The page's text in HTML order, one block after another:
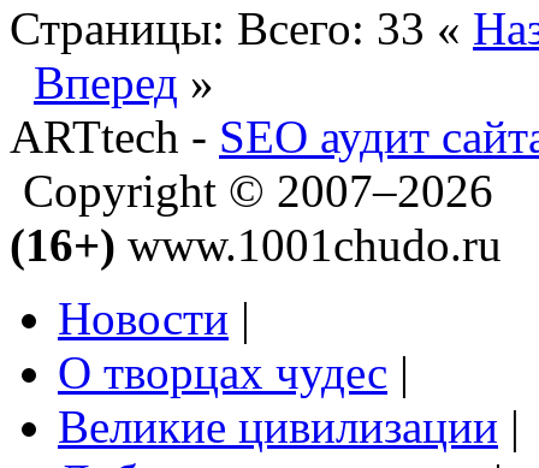
Страницы: Всего: 33 «
Вперед »
ARTtech - SEO аудит
Copyright © 2007–2026
(16+) www.1001chudo.ru
Новости |
О творцах чудес |
Великие цивилизации |